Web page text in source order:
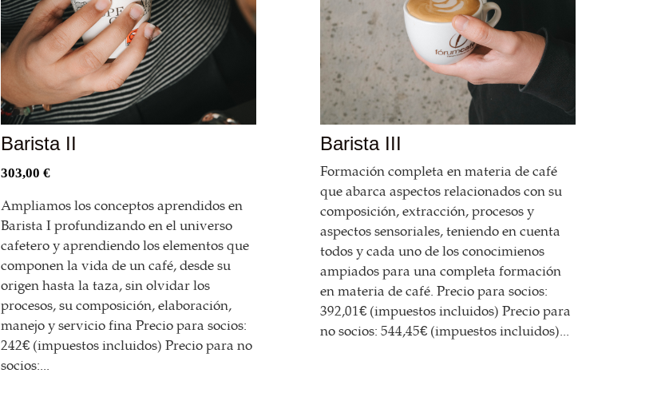
Barista II
303,00 €
Ampliamos los conceptos aprendidos en
Barista I profundizando en el universo
cafetero y aprendiendo los elementos que
componen la vida de un café, desde su
origen hasta la taza, sin olvidar los
procesos, su composición, elaboración,
manejo y servicio fina Precio para socios:
242€ (impuestos incluidos) Precio para no
socios:...
Barista III
Formación completa en materia de café
que abarca aspectos relacionados con su
composición, extracción, procesos y
aspectos sensoriales, teniendo en cuenta
todos y cada uno de los conocimienos
ampiados para una completa formación
en materia de café. Precio para socios:
392,01€ (impuestos incluidos) Precio para
no socios: 544,45€ (impuestos incluidos)...